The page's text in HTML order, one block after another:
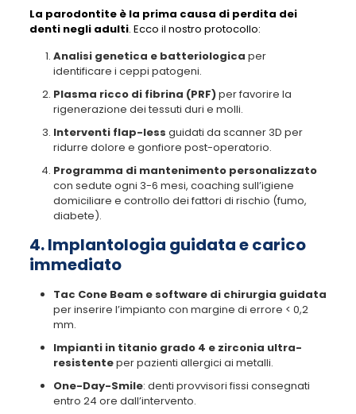
La parodontite è la prima causa di perdita dei
denti negli adulti. Ecco il nostro protocollo:
Analisi genetica e batteriologica per
identificare i ceppi patogeni.
Plasma ricco di fibrina (PRF)per favorire la
rigenerazione dei tessuti duri e molli.
Interventi flap-less guidati da scanner 3D per
ridurre dolore e gonfiore post-operatorio.
Programma di mantenimento personalizzato
con sedute ogni 3-6 mesi, coaching sull’igiene
domiciliare e controllo dei fattori di rischio (fumo,
diabete).
4. Implantologia guidata e carico
immediato
Tac Cone Beam e software di chirurgia guidata
per inserire l’impianto con margine di errore < 0,2
mm.
Impianti in titanio grado 4 e zirconia ultra-
resistenteper pazienti allergici ai metalli.
One-Day-Smile: denti provvisori fissi consegnati
entro 24 ore dall’intervento.